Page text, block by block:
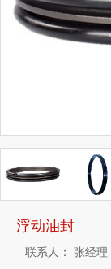
浮动油封
联系人：
张经理